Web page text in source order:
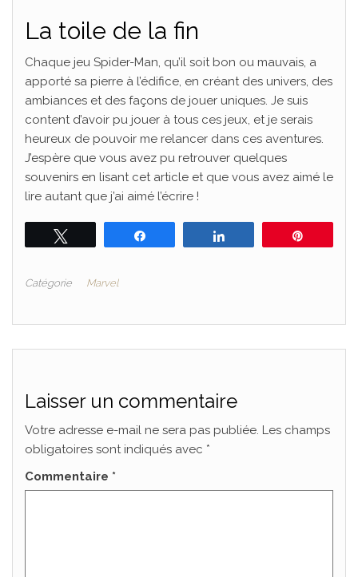
La toile de la fin
Chaque jeu Spider-Man, qu’il soit bon ou mauvais, a
apporté sa pierre à l’édifice, en créant des univers, des
ambiances et des façons de jouer uniques. Je suis
content d’avoir pu jouer à tous ces jeux, et je serais
heureux de pouvoir me relancer dans ces aventures.
J’espère que vous avez pu retrouver quelques
souvenirs en lisant cet article et que vous avez aimé le
lire autant que j’ai aimé l’écrire !
Catégorie Marvel
Laisser un commentaire
Votre adresse e-mail ne sera pas publiée. Les champs
obligatoires sont indiqués avec *
Commentaire *